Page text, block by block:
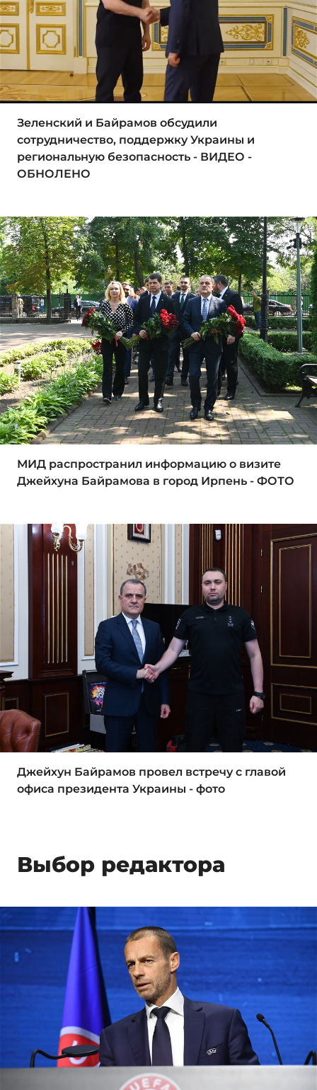
Зеленский и Байрамов обсудили
сотрудничество, поддержку Украины и
региональную безопасность - ВИДЕО -
ОБНОЛЕНО
МИД распространил информацию о визите
Джейхуна Байрамова в город Ирпень - ФОТО
Джейхун Байрамов провел встречу с главой
офиса президента Украины - фото
Выбор редактора